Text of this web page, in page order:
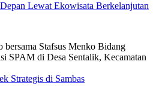
Lewat Ekowisata Berkelanjutan
Strategis di Sambas